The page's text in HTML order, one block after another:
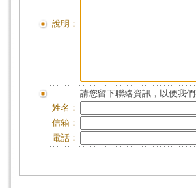
說明：
請您留下聯絡資訊，以便我
姓名：
信箱：
電話：